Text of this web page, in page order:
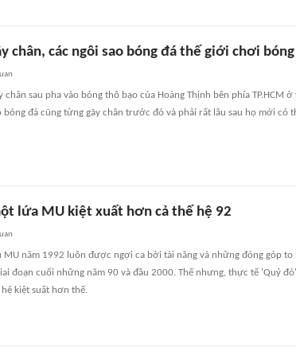
chân, các ngôi sao bóng đá thế giới chơi
chân sau pha vào bóng thô bạo của Hoàng Thịnh bên phía TP.HCM ở
bóng đá cũng từng gãy chân trước đó và phải rất lâu sau họ mới có
lứa MU kiệt xuất hơn cả thế hệ 92
MU năm 1992 luôn được ngợi ca bởi tài năng và những đóng góp to
đoạn cuối những năm 90 và đầu 2000. Thế nhưng, thực tế 'Quỷ
kiệt suất hơn thế.